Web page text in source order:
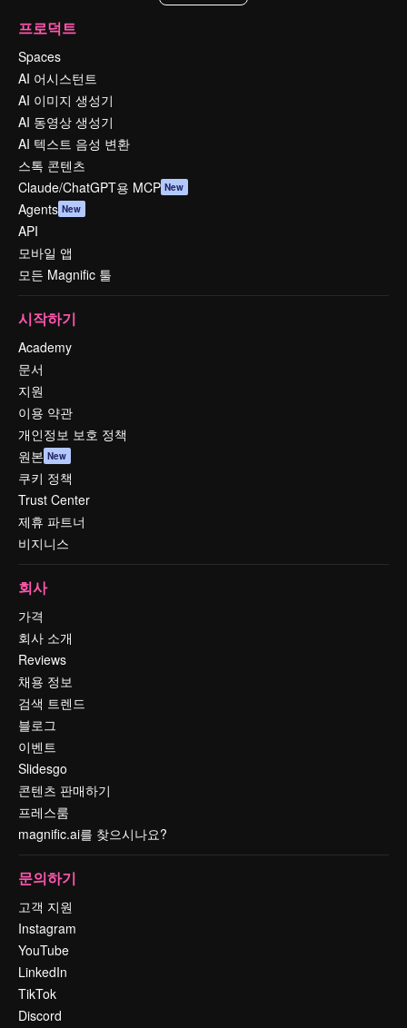
프로덕트
Spaces
AI 어시스턴트
AI 이미지 생성기
AI 동영상 생성기
AI 텍스트 음성 변환
스톡 콘텐츠
Claude/ChatGPT용 MCP New
Agents New
API
모바일 앱
모든 Magnific 툴
시작하기
Academy
문서
지원
이용 약관
개인정보 보호 정책
원본 New
쿠키 정책
Trust Center
제휴 파트너
비지니스
회사
가격
회사 소개
Reviews
채용 정보
검색 트렌드
블로그
이벤트
Slidesgo
콘텐츠 판매하기
프레스룸
magnific.ai를 찾으시나요?
문의하기
고객 지원
Instagram
YouTube
LinkedIn
TikTok
Discord